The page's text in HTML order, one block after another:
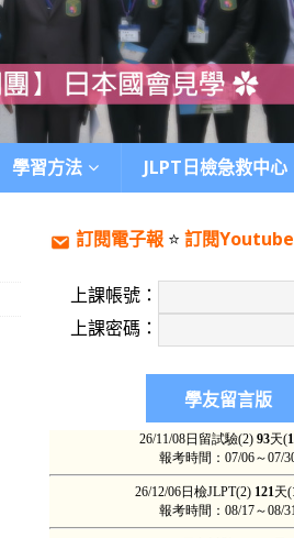
學習方法 JLPT日檢急救中心
訂閱電子報⭐️ 訂閱Youtube
上課帳號：
上課密碼：